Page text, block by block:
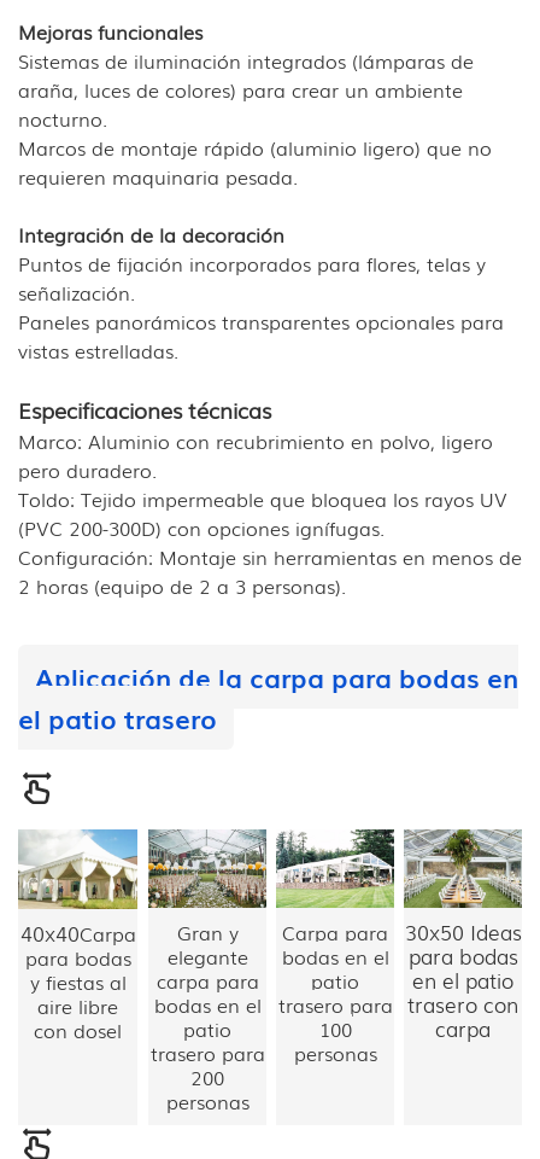
Mejoras funcionales
Sistemas de iluminación integrados (lámparas de
araña, luces de colores) para crear un ambiente
nocturno.
Marcos de montaje rápido (aluminio ligero) que no
requieren maquinaria pesada.
Integración de la decoración
Puntos de fijación incorporados para flores, telas y
señalización.
Paneles panorámicos transparentes opcionales para
vistas estrelladas.
Especificaciones técnicas
Marco: Aluminio con recubrimiento en polvo, ligero
pero duradero.
Toldo: Tejido impermeable que bloquea los rayos UV
(PVC 200-300D) con opciones ignífugas.
Configuración: Montaje sin herramientas en menos de
2 horas (equipo de 2 a 3 personas).
Aplicación de la carpa para bodas en
el patio trasero
40x40Carpa
para bodas
y fiestas al
aire libre
con dosel
Gran y
elegante
carpa para
bodas en el
patio
trasero para
200
personas
Carpa para
bodas en el
patio
trasero para
100
personas
30x50 Ideas
para bodas
en el patio
trasero con
carpa